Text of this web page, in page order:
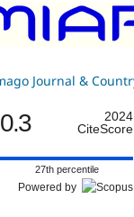
0.3
2024
CiteScore
27th percentile
Powered by